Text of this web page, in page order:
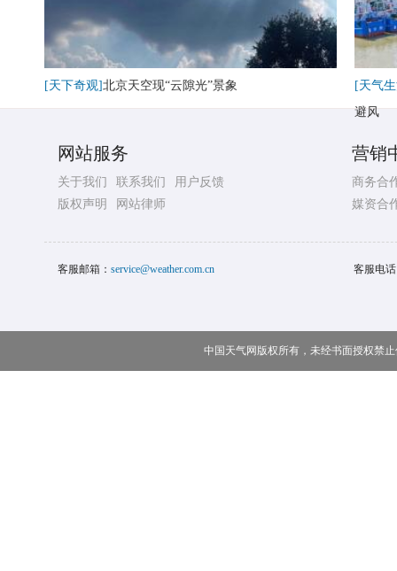
[天下奇观]北京天空现“云隙光”景象
[天气
避风
网站服务
关于我们 联系我们
用户反馈
版权声明
网站律师
营销
商务合
媒资合
客服邮箱： service@weather.com.cn 客服电
中国天气网版权所有，未经书面授权